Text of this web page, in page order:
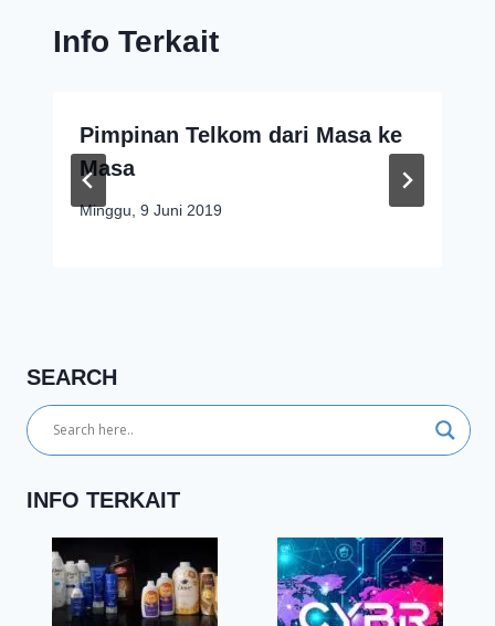
Info Terkait
Pimpinan Telkom dari Masa ke
Masa
Minggu, 9 Juni 2019
SEARCH
INFO TERKAIT